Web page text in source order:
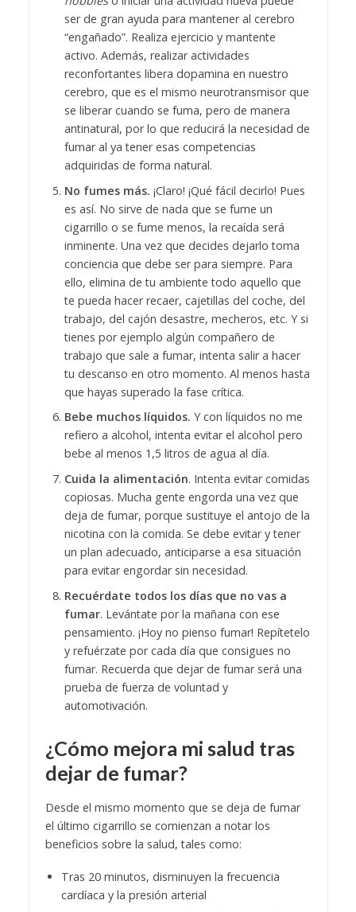
ser de gran ayuda para mantener al cerebro
“engañado”. Realiza ejercicio y mantente
activo. Además, realizar actividades
reconfortantes libera dopamina en nuestro
cerebro, que es el mismo neurotransmisor que
se liberar cuando se fuma, pero de manera
antinatural, por lo que reducirá la necesidad de
fumar al ya tener esas competencias
adquiridas de forma natural.
No fumes más. ¡Claro! ¡Qué fácil decirlo! Pues
es así. No sirve de nada que se fume un
cigarrillo o se fume menos, la recaída será
inminente. Una vez que decides dejarlo toma
conciencia que debe ser para siempre. Para
ello, elimina de tu ambiente todo aquello que
te pueda hacer recaer, cajetillas del coche, del
trabajo, del cajón desastre, mecheros, etc. Y si
tienes por ejemplo algún compañero de
trabajo que sale a fumar, intenta salir a hacer
tu descanso en otro momento. Al menos hasta
que hayas superado la fase crítica.
Bebe muchos líquidos. Y con líquidos no me
refiero a alcohol, intenta evitar el alcohol pero
bebe al menos 1,5 litros de agua al día.
Cuida la alimentación. Intenta evitar comidas
copiosas. Mucha gente engorda una vez que
deja de fumar, porque sustituye el antojo de la
nicotina con la comida. Se debe evitar y tener
un plan adecuado, anticiparse a esa situación
para evitar engordar sin necesidad.
Recuérdate todos los días que no vas a
fumar. Levántate por la mañana con ese
pensamiento. ¡Hoy no pienso fumar! Repítetelo
y refuérzate por cada día que consigues no
fumar. Recuerda que dejar de fumar será una
prueba de fuerza de voluntad y
automotivación.
¿Cómo mejora mi salud tras
dejar de fumar?
Desde el mismo momento que se deja de fumar
el último cigarrillo se comienzan a notar los
beneficios sobre la salud, tales como:
Tras 20 minutos, disminuyen la frecuencia
cardíaca y la presión arterial